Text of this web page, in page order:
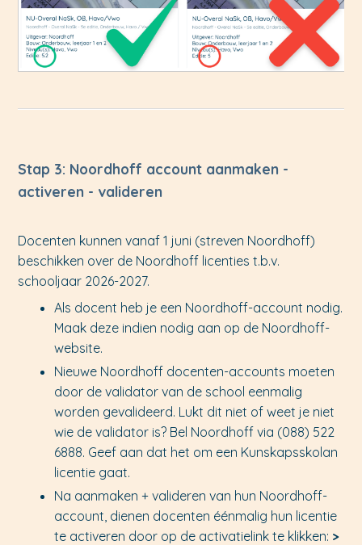
Stap 3: Noordhoff account aanmaken -
activeren - valideren
Docenten kunnen vanaf 1 juni (streven Noordhoff)
beschikken over de Noordhoff licenties t.b.v.
schooljaar 2026-2027.
Als docent heb je een Noordhoff-account nodig.
Maak deze indien nodig aan op de Noordhoff-
website.
Nieuwe Noordhoff docenten-accounts moeten
door de validator van de school eenmalig
worden gevalideerd. Lukt dit niet of weet je niet
wie de validator is? Bel Noordhoff via (088) 522
6888. Geef aan dat het om een Kunskapsskolan
licentie gaat.
Na aanmaken + valideren van hun Noordhoff-
account, dienen docenten éénmalig hun licentie
te activeren door op de activatielink te klikken: >